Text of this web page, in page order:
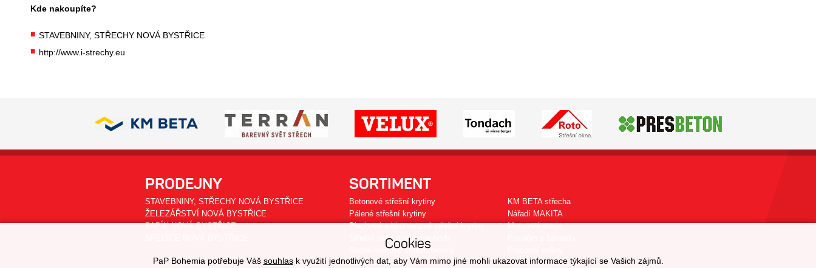
Kde nakoupíte?
STAVEBNINY, STŘECHY NOVÁ BYSTŘICE
http://www.i-strechy.eu
PRODEJNY
STAVEBNINY, STŘECHY NOVÁ BYSTŘICE
ŽELEZÁŘSTVÍ NOVÁ BYSTŘICE
PAPÍK NOVÁ BYSTŘICE
SORTIMENT
Betonové střešní krytiny
Pálené střešní krytiny
Plechové a bitumenové střešní krytiny
Střešní okna a půdní schody
Suché maltové směsi, betony
Cihly, tvárnice
KM BETA střecha
Nářadí MAKITA
Motorové stroje
Cookies
PaP Bohemia potřebuje Váš souhlask využití jednotlivých dat, aby Vám mimo jiné mohli ukazovat informace týkající se Vašich zájmů.